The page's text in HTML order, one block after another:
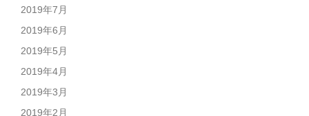
2019年7月
2019年6月
2019年5月
2019年4月
2019年3月
2019年2月